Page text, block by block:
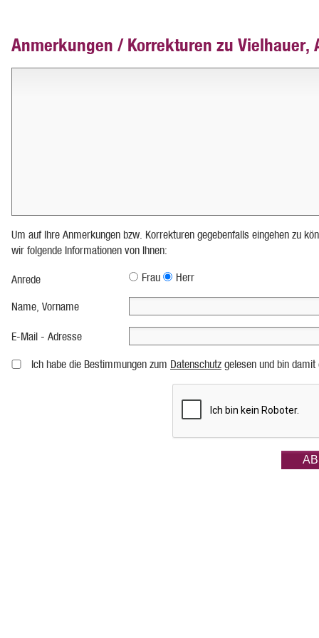
Anmerkungen / Korrekturen zu Vielhauer,
Um auf Ihre Anmerkungen bzw. Korrekturen gegebenfalls eingehen zu
wir folgende Informationen von Ihnen:
Anrede Frau Herr
Name, Vorname
E-Mail - Adresse
Ich habe die Bestimmungen zum Datenschutz gelesen und bin